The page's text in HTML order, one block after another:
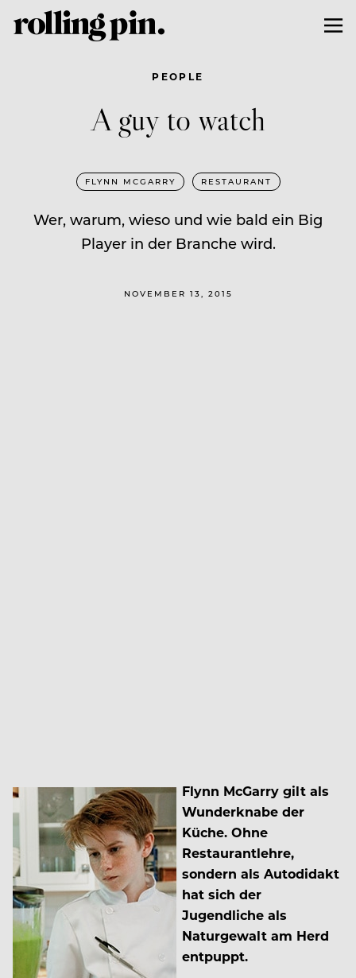
PEOPLE
A guy to watch
FLYNN MCGARRY RESTAURANT
Wer, warum, wieso und wie bald ein Big
Player in der Branche wird.
NOVEMBER 13, 2015
Flynn McGarry gilt als
Wunderknabe der
Küche. Ohne
Restaurantlehre,
sondern als Autodidakt
hat sich der
Jugendliche als
Naturgewalt am Herd
entpuppt.